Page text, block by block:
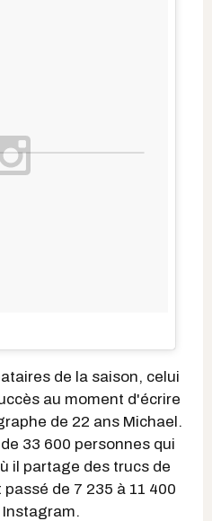
de la saison, celui
au moment d'écrire
de 22 ans Michael.
33 600 personnes qui
il partage des trucs de
de 7 235 à 11 400